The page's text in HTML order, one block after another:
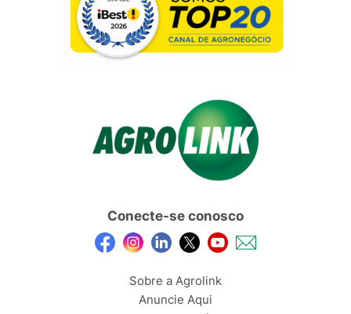
Conecte-se conosco
Sobre a Agrolink
Anuncie Aqui